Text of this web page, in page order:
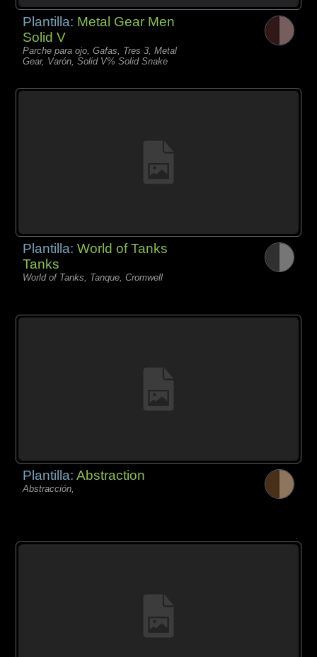
Plantilla: Metal Gear Men
Solid V
Parche para ojo, Gafas, Tres 3, Metal
Gear, Varón, Solid V% Solid Snake
Plantilla:World of Tanks
Tanks
World of Tanks, Tanque, Cromwell
Plantilla:Abstraction
Abstracción,